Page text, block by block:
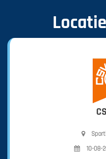
10-08-